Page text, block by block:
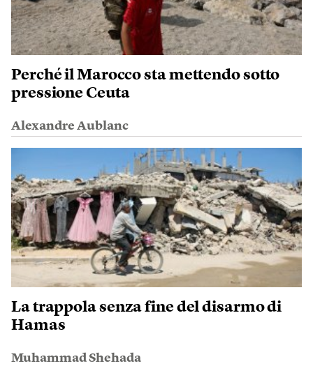
Perché il Marocco sta mettendo sotto
pressione Ceuta
Alexandre Aublanc
La trappola senza fine del disarmo di
Hamas
Muhammad Shehada